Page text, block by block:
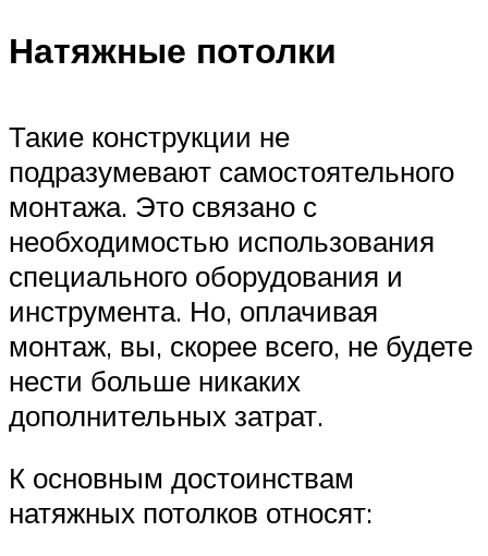
Натяжные потолки
Такие конструкции не
подразумевают самостоятельного
монтажа. Это связано с
необходимостью использования
специального оборудования и
инструмента. Но, оплачивая
монтаж, вы, скорее всего, не будете
нести больше никаких
дополнительных затрат.
К основным достоинствам
натяжных потолков относят: